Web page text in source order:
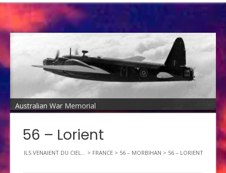
Australian War Memorial
56 – Lorient
ILS VENAIENT DU CIEL... > FRANCE > 56 – MORBIHAN > 56 – LORIENT